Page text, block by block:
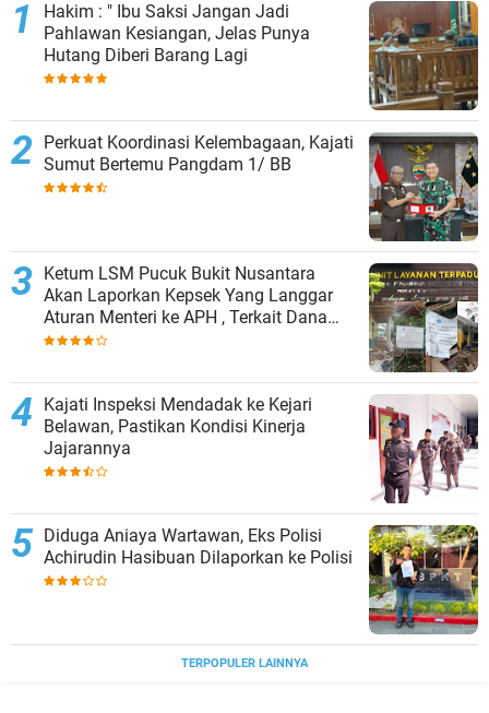
Hakim : " Ibu Saksi Jangan Jadi
Pahlawan Kesiangan, Jelas Punya
Hutang Diberi Barang Lagi
Perkuat Koordinasi Kelembagaan, Kajati
Sumut Bertemu Pangdam 1/ BB
Ketum LSM Pucuk Bukit Nusantara
Akan Laporkan Kepsek Yang Langgar
Aturan Menteri ke APH , Terkait Dana
Revitalisasi Sekolah
Kajati Inspeksi Mendadak ke Kejari
Belawan, Pastikan Kondisi Kinerja
Jajarannya
Diduga Aniaya Wartawan, Eks Polisi
Achirudin Hasibuan Dilaporkan ke Polisi
TERPOPULER LAINNYA